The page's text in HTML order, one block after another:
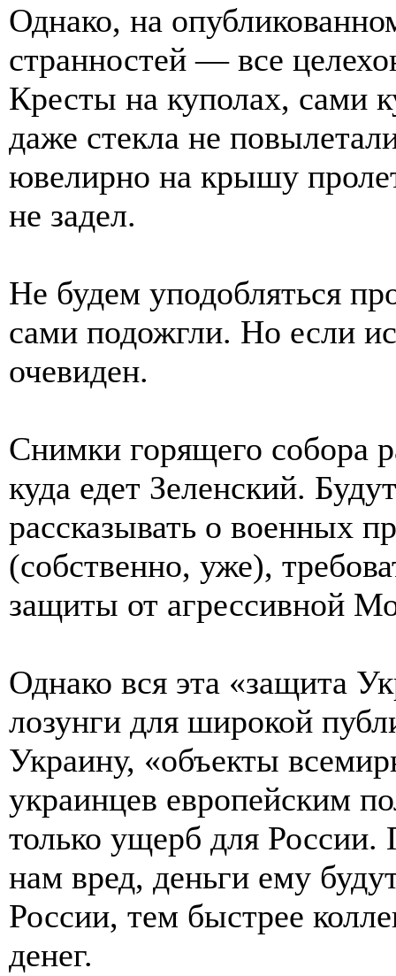
Однако, на
странностей — все
Кресты на куполах, сами
даже стекла не
ювелирно на крышу
не задел.
Не будем уподобляться
сами подожгли. Но если
очевиден.
Снимки горящего собора
куда едет Зеленский.
рассказывать о военных
(собственно, уже),
защиты от агрессивной
Однако вся эта «защита
лозунги для широкой
Украину, «объекты
украинцев европейским
только ущерб для России.
нам вред, деньги ему
России, тем быстрее
денег.